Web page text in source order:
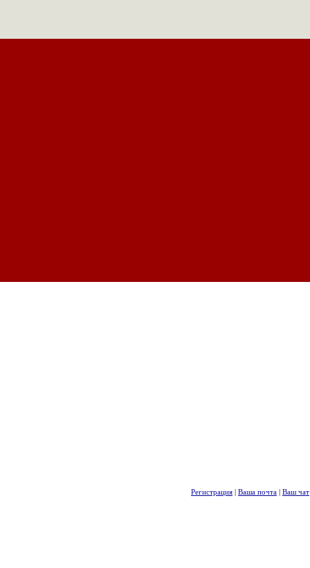
Регистрация | Ваша почта | Ваш чат